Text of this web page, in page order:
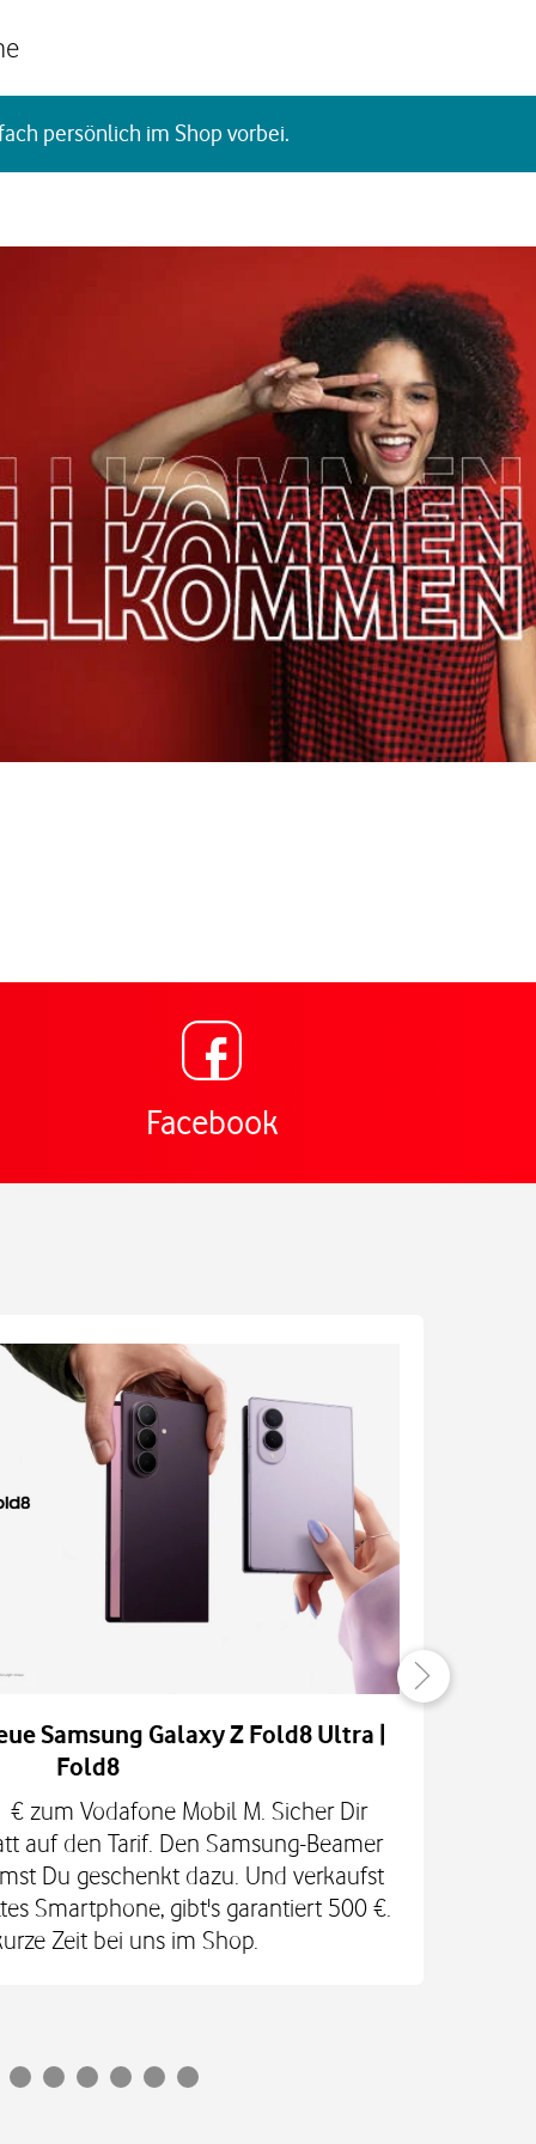
persönlich im Shop vorbei.
Facebook
Samsung Galaxy Z Fold8 Ultra |
Fold8
zum Vodafone Mobil M. Sicher Dir
auf den Tarif. Den Samsung-Beamer
Du geschenkt dazu. Und verkaufst
Smartphone, gibt's garantiert 500 €.
Zeit bei uns im Shop.